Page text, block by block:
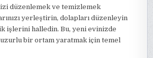
düzenlemek ve temizlemek
yerleştirin, dolapları düzenleyin
işlerini halledin. Bu, yeni evinizde
bir ortam yaratmak için temel